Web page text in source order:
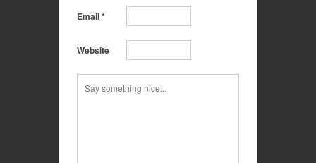
Email*
Website